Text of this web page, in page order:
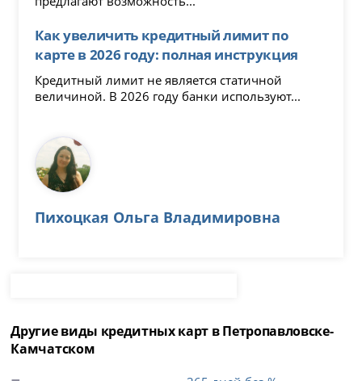
Как увеличить кредитный лимит по
карте в 2026 году: полная инструкция
Кредитный лимит не является статичной
величиной. В 2026 году банки используют...
Пихоцкая Ольга Владимировна
Другие виды кредитных карт в Петропавловске-
Камчатском